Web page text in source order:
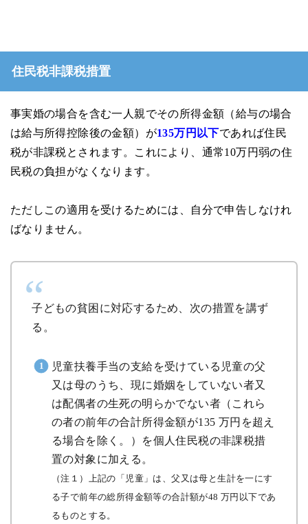
住民税非課税措置
事実婚の場合を含む一人親でその所得金額（給与の場合
は給与所得控除後の金額）が135万円以下であれば住民
税が非課税とされます。これにより、通常10万円弱の住
民税の負担がなくなります。
ただしこの適用を受けるためには、自分で申告しなけれ
ばなりません。
子どもの貧困に対応するため、次の措置を講ず
る。
児童扶養手当の支給を受けている児童の父
又は母のうち、現に婚姻をしていない者又
は配偶者の生死の明らかでない者（これら
の者の前年の合計所得金額が135 万円を超え
る場合を除く。）を個人住民税の非課税措
置の対象に加える。
（注１）上記の「児童」は、父又は母と生計を一にす
る子で前年の総所得金額等の合計額が48 万円以下であ
るものとする。